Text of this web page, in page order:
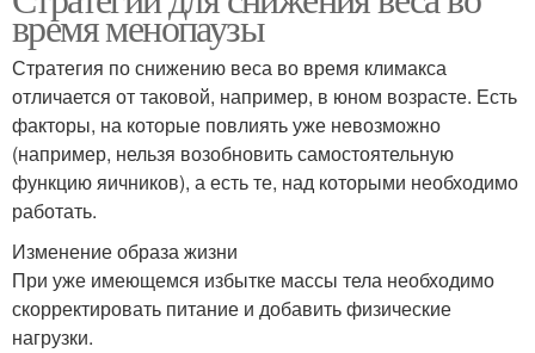
время менопаузы
Стратегия по снижению веса во время климакса
отличается от таковой, например, в юном возрасте. Есть
факторы, на которые повлиять уже невозможно
(например, нельзя возобновить самостоятельную
функцию яичников), а есть те, над которыми необходимо
работать.
Изменение образа жизни
При уже имеющемся избытке массы тела необходимо
скорректировать питание и добавить физические
нагрузки.